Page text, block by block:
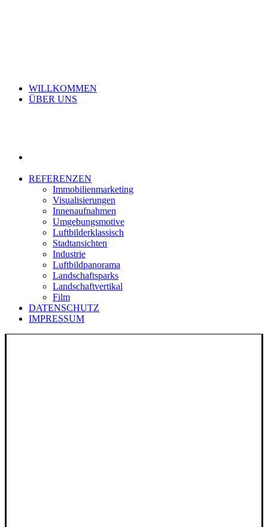
WILLKOMMEN
ÜBER UNS
REFERENZEN
Immobilienmarketing
Visualisierungen
Innenaufnahmen
Umgebungsmotive
Luftbilderklassisch
Stadtansichten
Industrie
Luftbildpanorama
Landschaftsparks
Landschaftvertikal
Film
DATENSCHUTZ
IMPRESSUM